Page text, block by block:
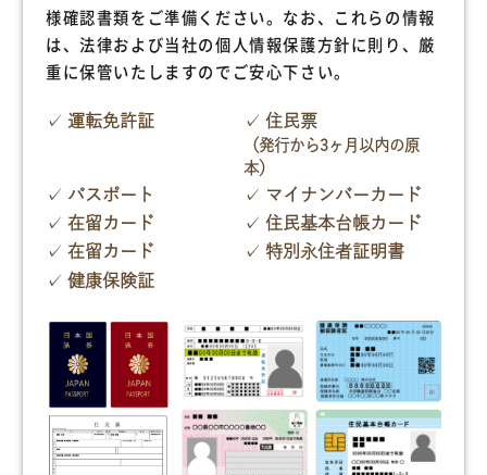
様確認書類をご準備ください。なお、これらの情報
は、法律および当社の個人情報保護方針に則り、厳
重に保管いたしますのでご安心下さい。
運転免許証 住民票
（発行から3ヶ月以内の原
本）
パスポート
マイナンバーカード
在留カード
住民基本台帳カード
在留カード
特別永住者証明書
健康保険証